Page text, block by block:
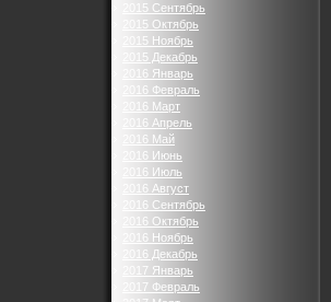
2015 Сентябрь
2015 Октябрь
2015 Ноябрь
2015 Декабрь
2016 Январь
2016 Февраль
2016 Март
2016 Апрель
2016 Май
2016 Июнь
2016 Июль
2016 Август
2016 Сентябрь
2016 Октябрь
2016 Ноябрь
2016 Декабрь
2017 Январь
2017 Февраль